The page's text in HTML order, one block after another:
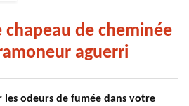
chapeau de cheminée
aguerri
odeurs de fumée dans votre